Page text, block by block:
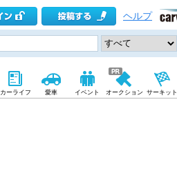
ヘルプ
カーライフ 愛車 イベント オークション サーキット